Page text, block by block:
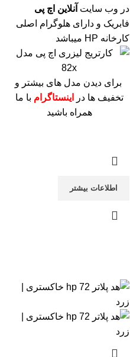
در وب سایت آنلاین اچ پی
فابریک و دارای هلوگرام اصلی
کارخانه HP میباشد
برای دیدن مدل های بیشتر و
تخفیف ها در
اینستاگرام با ما
همراه باشید
اطلاعات بیشتر